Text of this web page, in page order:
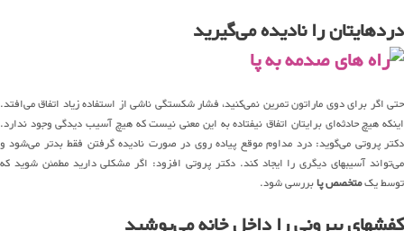
دردهایتان را نادیده می‌گیرید
حتی اگر برای دوی ماراتون تمرین نمی‌کنید، فشار شکستگی ناشی از استفاده زیاد اتفاق می‌افتد.
اینکه هیچ حادثه‌ای برایتان اتفاق نیفتاده به این معنی نیست که هیچ آسیب دیدگی وجود ندارد.
دکتر پروتی می‌گوید: درد مداوم موقع پیاده روی در صورت نادیده گرفتن فقط بدتر می‌شود و
می‌تواند آسیبهای دیگری را ایجاد کند. دکتر پروتی افزود: اگر مشکلی دارید مطمئن شوید که
توسط یکمتخصص پابررسی شود.